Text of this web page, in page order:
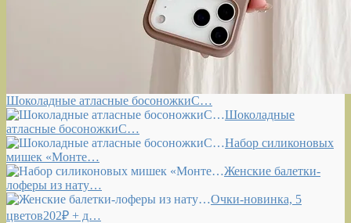
Шоколадные атласные босоножкиС…
Шоколадные
атласные босоножкиС…
Набор силиконовых
мишек «Монте…
Женские балетки-
лоферы из нату…
Очки-новинка, 5
цветов202₽ + д…